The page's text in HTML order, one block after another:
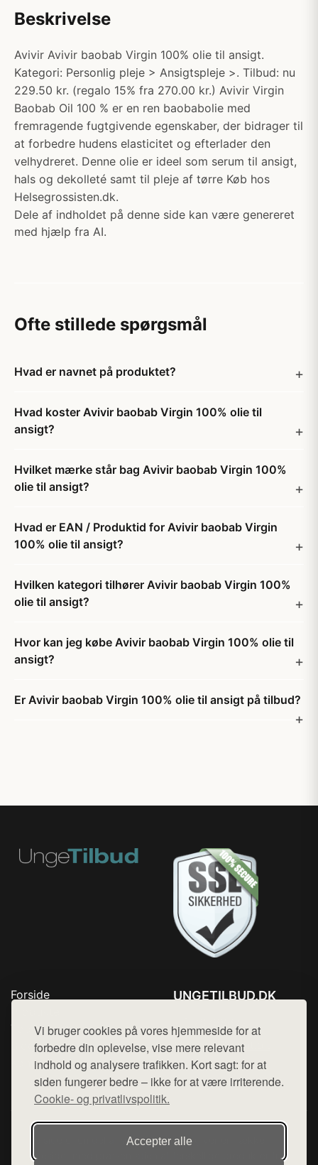
Vi bruger cookies på vores hjemmeside for at
forbedre din oplevelse, vise mere relevant
indhold og analysere trafikken. Kort sagt: for at
siden fungerer bedre – ikke for at være irriterende.
Cookie- og privatlivspolitik.
Accepter alle
Beskrivelse
Avivir Avivir baobab Virgin 100% olie til ansigt.
Kategori: Personlig pleje > Ansigtspleje >. Tilbud: nu
229.50 kr. (regalo 15% fra 270.00 kr.) Avivir Virgin
Baobab Oil 100 % er en ren baobabolie med
fremragende fugtgivende egenskaber, der bidrager til
at forbedre hudens elasticitet og efterlader den
velhydreret. Denne olie er ideel som serum til ansigt,
hals og dekolleté samt til pleje af tørre Køb hos
Helsegrossisten.dk.
Dele af indholdet på denne side kan være genereret
med hjælp fra AI.
Ofte stillede spørgsmål
Hvad er navnet på produktet?
Hvad koster Avivir baobab Virgin 100% olie til
ansigt?
Hvilket mærke står bag Avivir baobab Virgin 100%
olie til ansigt?
Hvad er EAN / Produktid for Avivir baobab Virgin
100% olie til ansigt?
Hvilken kategori tilhører Avivir baobab Virgin 100%
olie til ansigt?
Hvor kan jeg købe Avivir baobab Virgin 100% olie til
ansigt?
Er Avivir baobab Virgin 100% olie til ansigt på tilbud?
Forside
Top Rabatter
Blog
Kontakt
UNGETILBUD.DK
Mail: hej@want.dk
Cookie- og privatlivspolitik
Denne side er en del af want.dk, der udgiver en række
hjemmesider med præsentation af forskellige produkter fra